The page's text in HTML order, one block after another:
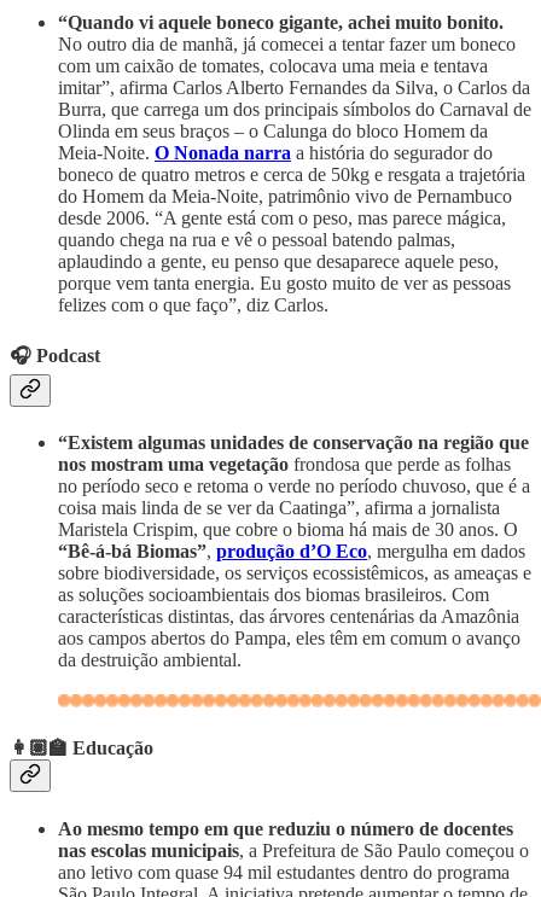
“Quando vi aquele boneco gigante, achei muito bonito.
No outro dia de manhã, já comecei a tentar fazer um boneco
com um caixão de tomates, colocava uma meia e tentava
imitar”, afirma Carlos Alberto Fernandes da Silva, o Carlos da
Burra, que carrega um dos principais símbolos do Carnaval de
Olinda em seus braços – o Calunga do bloco Homem da
Meia-Noite. O Nonada narra a história do segurador do
boneco de quatro metros e cerca de 50kg e resgata a trajetória
do Homem da Meia-Noite, patrimônio vivo de Pernambuco
desde 2006. “A gente está com o peso, mas parece mágica,
quando chega na rua e vê o pessoal batendo palmas,
aplaudindo a gente, eu penso que desaparece aquele peso,
porque vem tanta energia. Eu gosto muito de ver as pessoas
felizes com o que faço”, diz Carlos.
🎧 Podcast
“Existem algumas unidades de conservação na região que
nos mostram uma vegetação frondosa que perde as folhas
no período seco e retoma o verde no período chuvoso, que é a
coisa mais linda de se ver da Caatinga”, afirma a jornalista
Maristela Crispim, que cobre o bioma há mais de 30 anos. O
“Bê-á-bá Biomas”, produção d’O Eco, mergulha em dados
sobre biodiversidade, os serviços ecossistêmicos, as ameaças e
as soluções socioambientais dos biomas brasileiros. Com
características distintas, das árvores centenárias da Amazônia
aos campos abertos do Pampa, eles têm em comum o avanço
da destruição ambiental.
👩🏽‍🏫 Educação
Ao mesmo tempo em que reduziu o número de docentes
nas escolas municipais, a Prefeitura de São Paulo começou o
ano letivo com quase 94 mil estudantes dentro do programa